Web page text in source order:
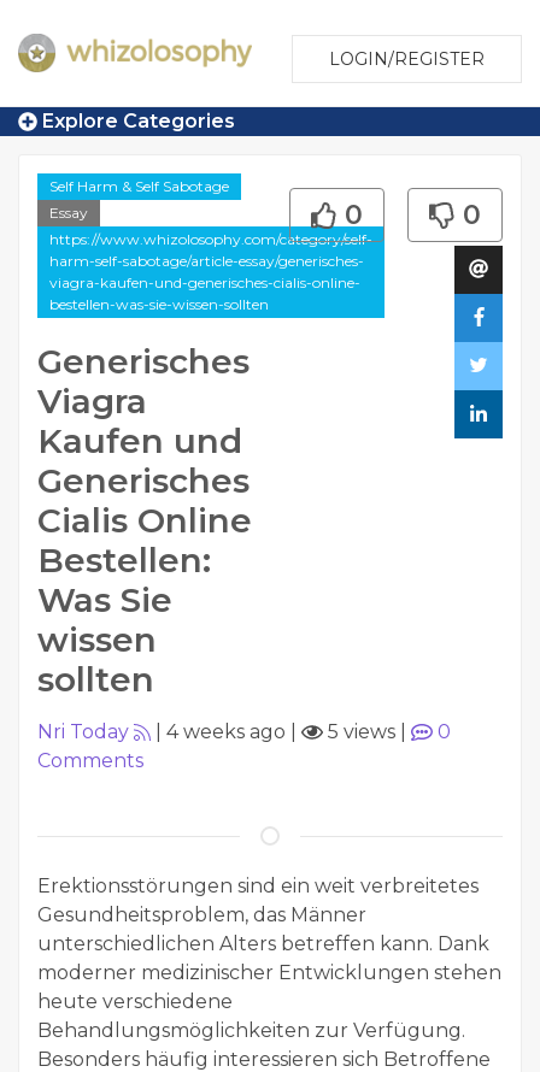
LOGIN/REGISTER
Explore Categories
Self Harm & Self Sabotage
Essay
https://www.whizolosophy.com/category/self-
harm-self-sabotage/article-essay/generisches-
viagra-kaufen-und-generisches-cialis-online-
bestellen-was-sie-wissen-sollten
Generisches
Viagra
Kaufen und
Generisches
Cialis Online
Bestellen:
Was Sie
wissen
sollten
0 0
Nri Today 4 weeks ago 5 views
0
Comments
Erektionsstörungen sind ein weit verbreitetes
Gesundheitsproblem, das Männer
unterschiedlichen Alters betreffen kann. Dank
moderner medizinischer Entwicklungen stehen
heute verschiedene
Behandlungsmöglichkeiten zur Verfügung.
Besonders häufig interessieren sich Betroffene